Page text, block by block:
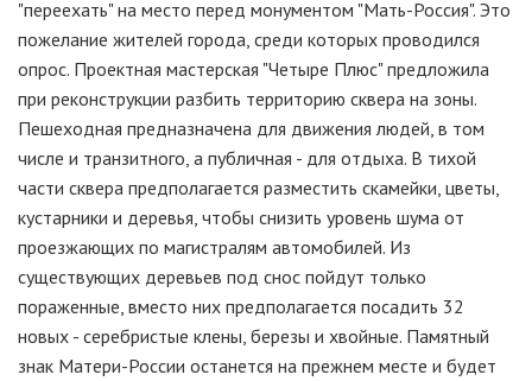
"переехать" на место перед монументом "Мать-Россия". Это
пожелание жителей города, среди которых проводился
опрос. Проектная мастерская "Четыре Плюс" предложила
при реконструкции разбить территорию сквера на зоны.
Пешеходная предназначена для движения людей, в том
числе и транзитного, а публичная - для отдыха. В тихой
части сквера предполагается разместить скамейки, цветы,
кустарники и деревья, чтобы снизить уровень шума от
проезжающих по магистралям автомобилей. Из
существующих деревьев под снос пойдут только
пораженные, вместо них предполагается посадить 32
новых - серебристые клены, березы и хвойные. Памятный
знак Матери-России останется на прежнем месте и будет